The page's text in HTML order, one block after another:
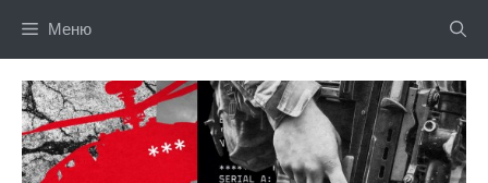
Меню